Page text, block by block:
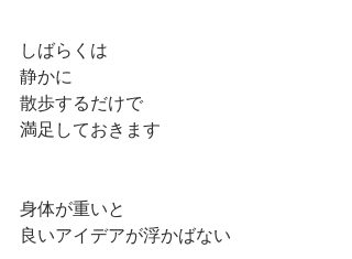
しばらくは
静かに
散歩するだけで
満足しておきます
身体が重いと
良いアイデアが浮かばない